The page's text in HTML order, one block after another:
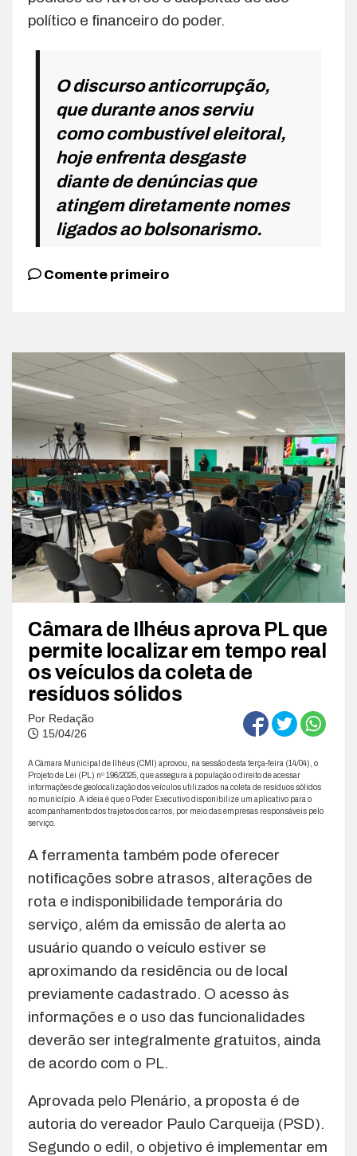
político e financeiro do poder.
O discurso anticorrupção,
que durante anos serviu
como combustível eleitoral,
hoje enfrenta desgaste
diante de denúncias que
atingem diretamente nomes
ligados ao bolsonarismo.
Comente primeiro
Câmara de Ilhéus aprova PL que
permite localizar em tempo real
os veículos da coleta de
resíduos sólidos
Por Redação
15/04/26
A Câmara Municipal de Ilhéus (CMI) aprovou, na sessão desta terça-feira (14/04), o
Projeto de Lei (PL) nº 196/2025, que assegura à população o direito de acessar
informações de geolocalização dos veículos utilizados na coleta de resíduos sólidos
no município. A ideia é que o Poder Executivo disponibilize um aplicativo para o
acompanhamento dos trajetos dos carros, por meio das empresas responsáveis pelo
serviço.
A ferramenta também pode oferecer
notificações sobre atrasos, alterações de
rota e indisponibilidade temporária do
serviço, além da emissão de alerta ao
usuário quando o veículo estiver se
aproximando da residência ou de local
previamente cadastrado. O acesso às
informações e o uso das funcionalidades
deverão ser integralmente gratuitos, ainda
de acordo com o PL.
Aprovada pelo Plenário, a proposta é de
autoria do vereador Paulo Carqueija (PSD).
Segundo o edil, o objetivo é implementar em